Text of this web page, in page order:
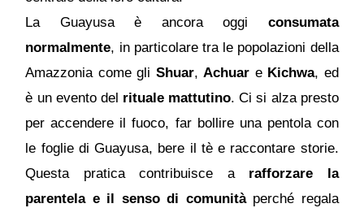
La Guayusa è ancora oggi consumata
normalmente, in particolare tra le popolazioni della
Amazzonia come gli Shuar,Achuar e Kichwa, ed
è un evento del rituale mattutino. Ci si alza presto
per accendere il fuoco, far bollire una pentola con
le foglie di Guayusa, bere il tè e raccontare storie.
Questa pratica contribuisce a rafforzare la
parentela e il senso di comunitàperché regala